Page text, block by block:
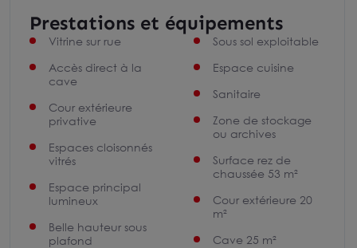
Prestations et équipements
Vitrine sur rue
Accès direct à la
cave
Cour extérieure
privative
Espaces cloisonnés
vitrés
Espace principal
lumineux
Belle hauteur sous
plafond
Sous sol exploitable
Espace cuisine
Sanitaire
Zone de stockage
ou archives
Surface rez de
chaussée 53 m²
Cour extérieure 20
m²
Cave 25 m²